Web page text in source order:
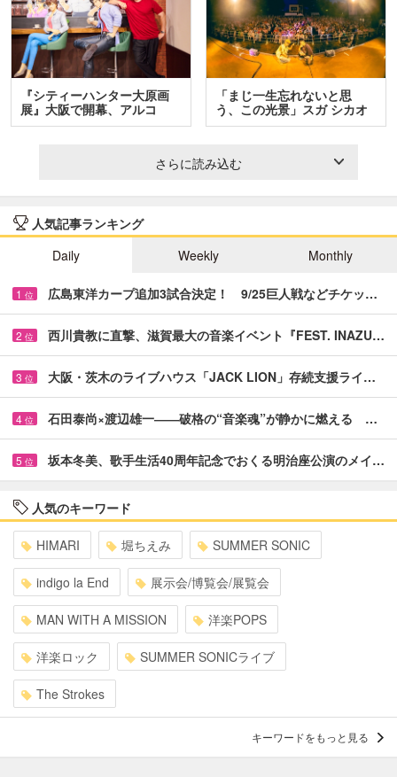
『シティーハンター大原画
展』大阪で開幕、アルコ
＆…
「まじ一生忘れないと思
う、この光景」スガ シカオ
と…
さらに読み込む
人気記事ランキング
Daily
Weekly Monthly
1 位 広島東洋カープ追加3試合決定！ 9/25巨人戦などチケッ…
2 位 西川貴教に直撃、滋賀最大の音楽イベント『FEST. INAZU…
3 位 大阪・茨木のライブハウス「JACK LION」存続支援ライ…
4 位 石田泰尚×渡辺雄一――破格の“音楽魂”が静かに燃える …
5 位 坂本冬美、歌手生活40周年記念でおくる明治座公演のメイ…
人気のキーワード
HIMARI 堀ちえみ SUMMER SONIC
indigo la End 展示会/博覧会/展覧会
MAN WITH A MISSION 洋楽POPS
洋楽ロック SUMMER SONICライブ
The Strokes
キーワードをもっと見る